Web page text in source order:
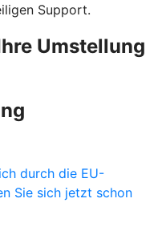
Support.
Umstellung
durch die EU-
Sie sich jetzt schon